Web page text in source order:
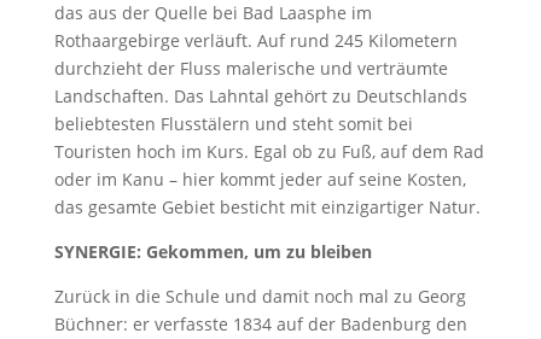
das aus der Quelle bei Bad Laasphe im
Rothaargebirge verläuft. Auf rund 245 Kilometern
durchzieht der Fluss malerische und verträumte
Landschaften. Das Lahntal gehört zu Deutschlands
beliebtesten Flusstälern und steht somit bei
Touristen hoch im Kurs. Egal ob zu Fuß, auf dem Rad
oder im Kanu – hier kommt jeder auf seine Kosten,
das gesamte Gebiet besticht mit einzigartiger Natur.
SYNERGIE: Gekommen, um zu bleiben
Zurück in die Schule und damit noch mal zu Georg
Büchner: er verfasste 1834 auf der Badenburg den